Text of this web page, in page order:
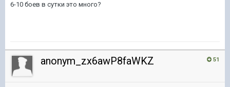
6-10 боев в сутки это много?
51
anonym_zx6awP8faWKZ